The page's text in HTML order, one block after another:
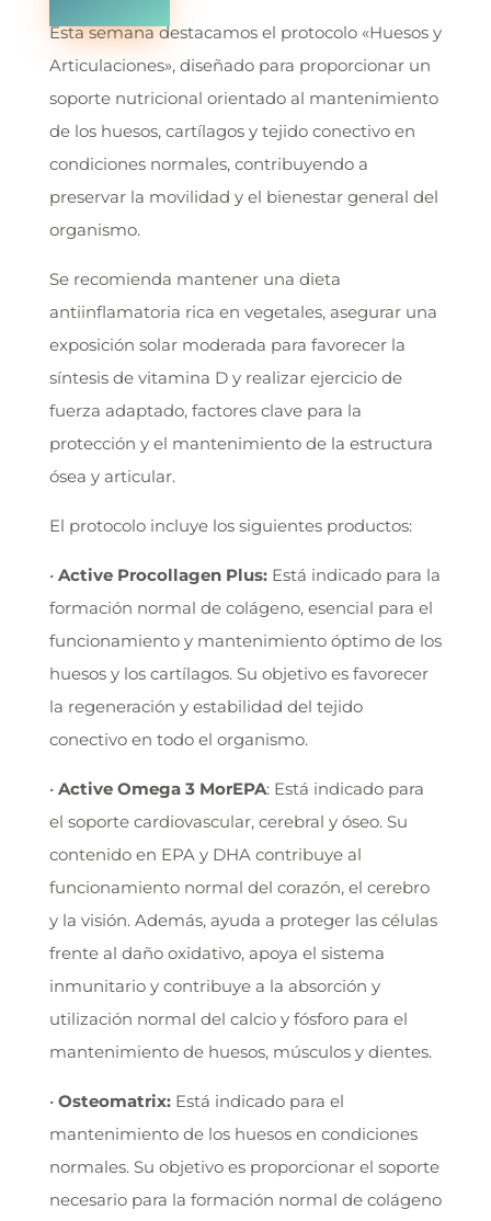
Esta semana destacamos el protocolo «Huesos y
Articulaciones», diseñado para proporcionar un
soporte nutricional orientado al mantenimiento
de los huesos, cartílagos y tejido conectivo en
condiciones normales, contribuyendo a
preservar la movilidad y el bienestar general del
organismo.
Se recomienda mantener una dieta
antiinflamatoria rica en vegetales, asegurar una
exposición solar moderada para favorecer la
síntesis de vitamina D y realizar ejercicio de
fuerza adaptado, factores clave para la
protección y el mantenimiento de la estructura
ósea y articular.
El protocolo incluye los siguientes productos:
• Active Procollagen Plus:Está indicado para la
formación normal de colágeno, esencial para el
funcionamiento y mantenimiento óptimo de los
huesos y los cartílagos. Su objetivo es favorecer
la regeneración y estabilidad del tejido
conectivo en todo el organismo.
• Active Omega 3 MorEPA: Está indicado para
el soporte cardiovascular, cerebral y óseo. Su
contenido en EPA y DHA contribuye al
funcionamiento normal del corazón, el cerebro
y la visión. Además, ayuda a proteger las células
frente al daño oxidativo, apoya el sistema
inmunitario y contribuye a la absorción y
utilización normal del calcio y fósforo para el
mantenimiento de huesos, músculos y dientes.
• Osteomatrix:Está indicado para el
mantenimiento de los huesos en condiciones
normales. Su objetivo es proporcionar el soporte
necesario para la formación normal de colágeno